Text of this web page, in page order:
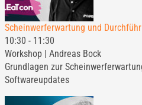
Scheinwerferwartung und
10:30 - 11:30
Workshop | Andreas Bock
Grundlagen zur
Softwareupdates